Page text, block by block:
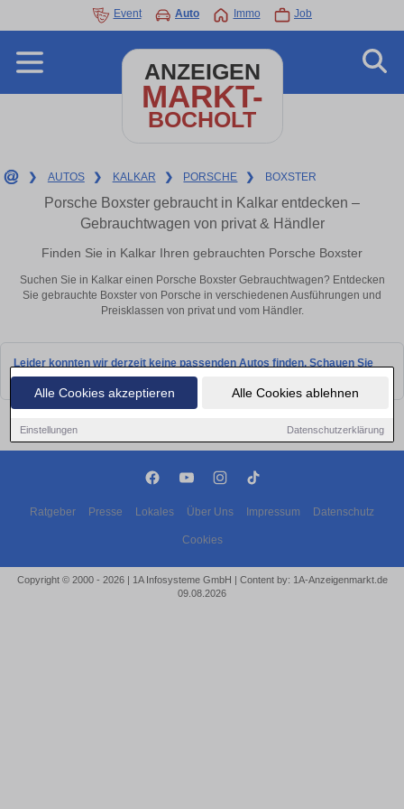
Alle Cookies akzeptieren Alle Cookies ablehnen
Einstellungen Datenschutzerklärung
Event Auto Immo Job
ANZEIGEN
MARKT-
BOCHOLT
❯ AUTOS ❯ KALKAR ❯ PORSCHE ❯ BOXSTER
Porsche Boxster gebraucht in Kalkar entdecken –
Gebrauchtwagen von privat & Händler
Finden Sie in Kalkar Ihren gebrauchten Porsche Boxster
Suchen Sie in Kalkar einen Porsche Boxster Gebrauchtwagen? Entdecken
Sie gebrauchte Boxster von Porsche in verschiedenen Ausführungen und
Preisklassen von privat und vom Händler.
Leider konnten wir derzeit keine passenden Autos finden. Schauen Sie
bald wieder vorbei!
Ratgeber Presse Lokales Über Uns Impressum Datenschutz
Cookies
Copyright © 2000 - 2026 | 1A Infosysteme GmbH | Content by: 1A-Anzeigenmarkt.de
09.08.2026